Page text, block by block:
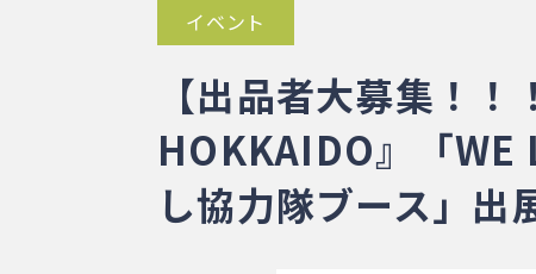
イベント
【出品者大募集！
HOKKAIDO』「WE
し協力隊ブース」出